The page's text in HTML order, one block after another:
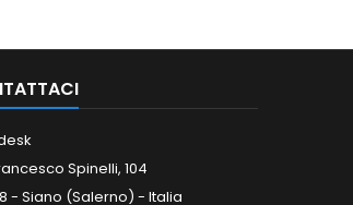
Spinelli, 104
- Siano (Salerno) - Italia